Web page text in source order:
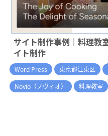
サイト制作事例｜料理教
イト制作
Word Press 東京都江東区
Novio（ノヴィオ）
料理教室